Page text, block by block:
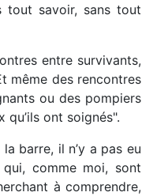
tout savoir, sans tout
entre survivants,
même des rencontres
ou des pompiers
ont soignés".
barre, il n’y a pas eu
qui, comme moi, sont
à comprendre,